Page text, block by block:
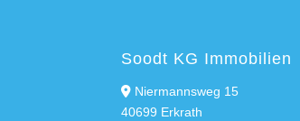
Soodt KG Immobilien
Niermannsweg 15
40699 Erkrath